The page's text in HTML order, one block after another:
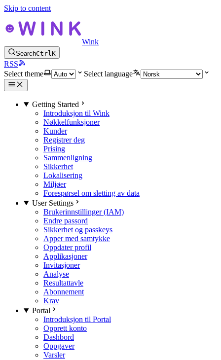
Skip to content
Wink
SearchCtrlK
RSS
Select theme
Select language
Getting Started
Introduksjon til Wink
Nøkkelfunksjoner
Kunder
Registrer deg
Prising
Sammenligning
Sikkerhet
Lokalisering
Miljøer
Forespørsel om sletting av data
User Settings
Brukerinnstillinger (IAM)
Endre passord
Sikkerhet og passkeys
Apper med samtykke
Oppdater profil
Applikasjoner
Invitasjoner
Analyse
Resultattavle
Abonnement
Krav
Portal
Introduksjon til Portal
Opprett konto
Dashbord
Oppgaver
Varsler